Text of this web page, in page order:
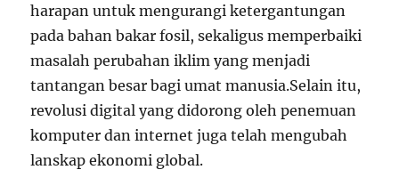
harapan untuk mengurangi ketergantungan
pada bahan bakar fosil, sekaligus memperbaiki
masalah perubahan iklim yang menjadi
tantangan besar bagi umat manusia.Selain itu,
revolusi digital yang didorong oleh penemuan
komputer dan internet juga telah mengubah
lanskap ekonomi global.